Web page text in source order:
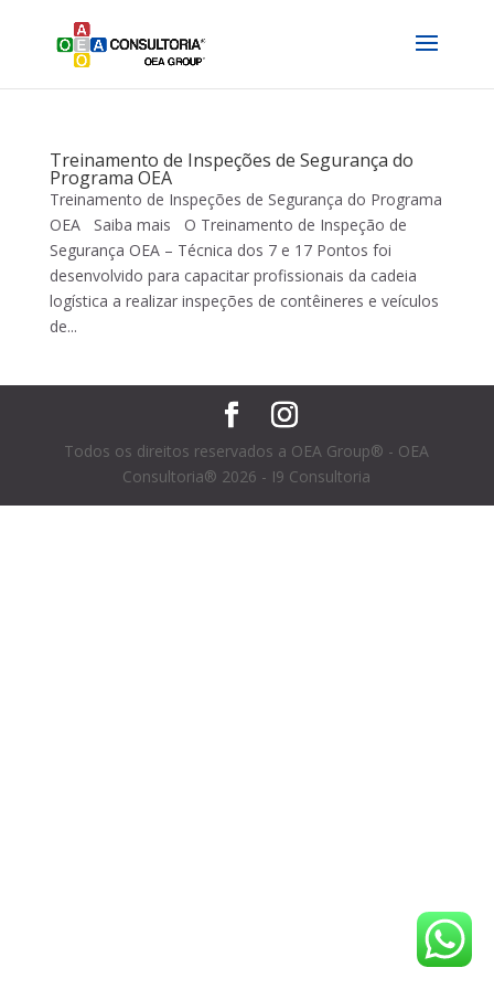
Treinamento de Inspeções de Segurança do
Programa OEA
Treinamento de Inspeções de Segurança do Programa
OEA Saiba mais O Treinamento de Inspeção de
Segurança OEA – Técnica dos 7 e 17 Pontos foi
desenvolvido para capacitar profissionais da cadeia
logística a realizar inspeções de contêineres e veículos
de...
Todos os direitos reservados a OEA Group® - OEA
Consultoria® 2026 - I9 Consultoria